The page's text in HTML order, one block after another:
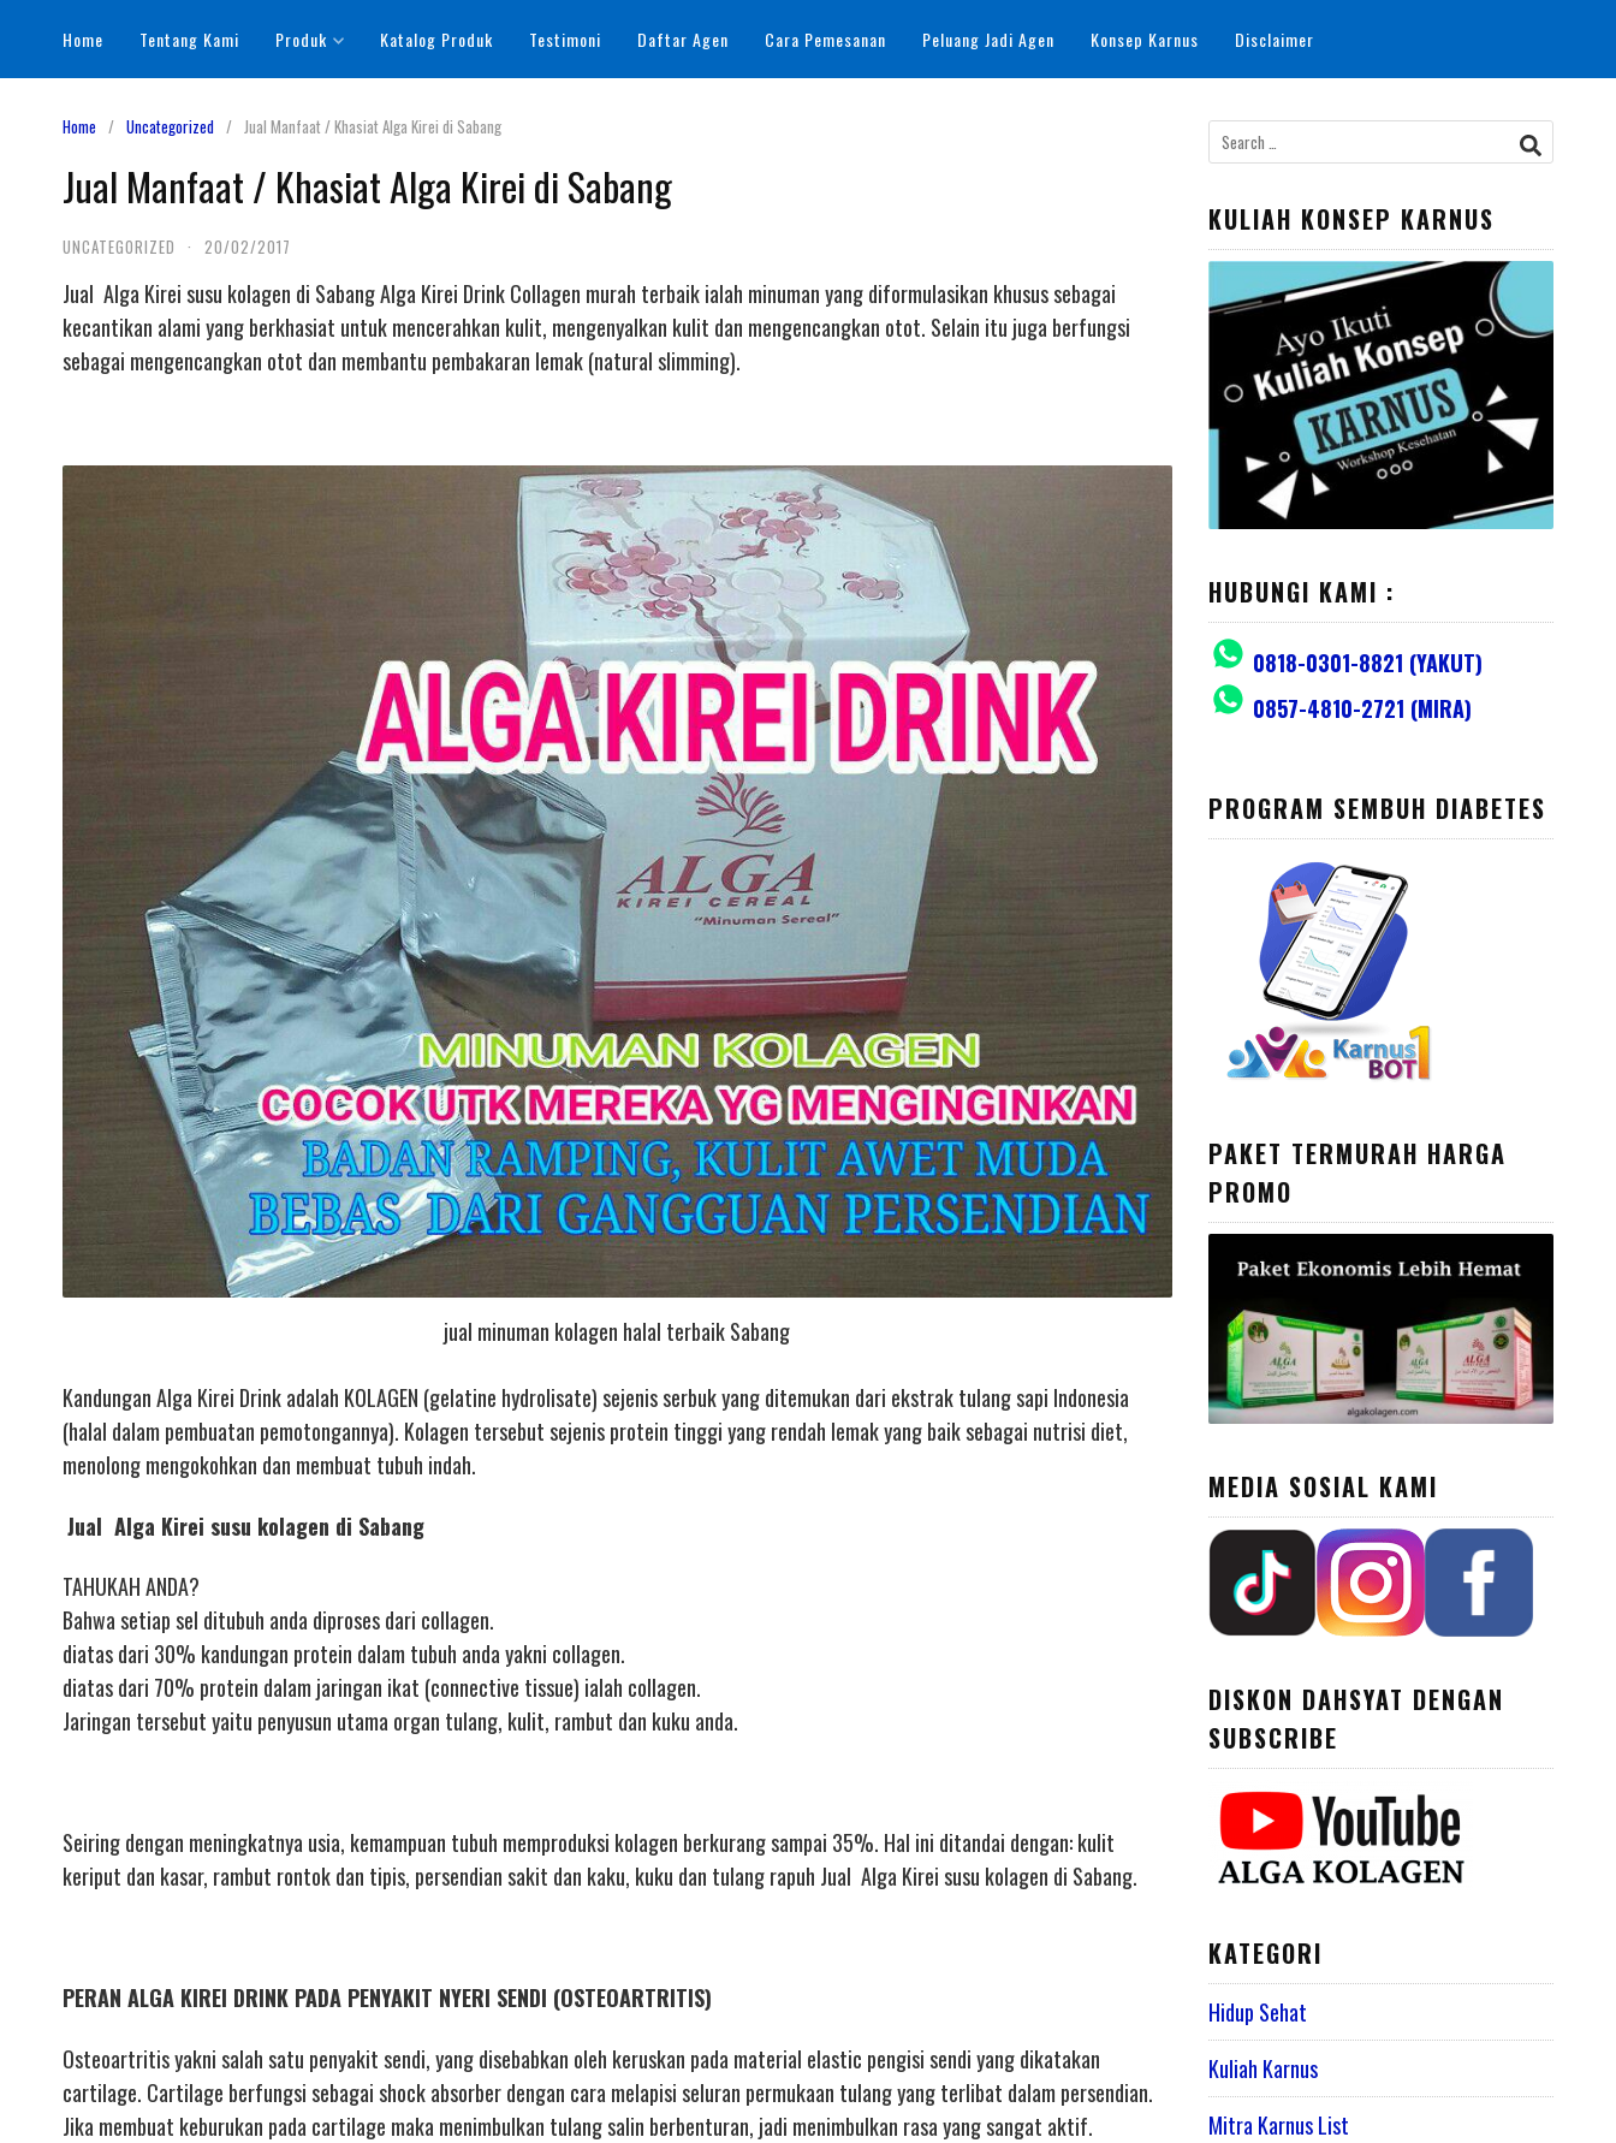
content
Home Tentang Kami Produk Katalog Produk Testimoni Daftar Agen Cara Pemesanan Peluang Jadi Agen Konsep Karnus Disclaimer
Home Uncategorized Jual Manfaat / Khasiat Alga Kirei di Sabang
Jual Manfaat / Khasiat Alga Kirei di Sabang
UNCATEGORIZED · 20/02/2017
Jual Alga Kirei susu kolagen di Sabang Alga Kirei Drink Collagen murah terbaik ialah minuman yang diformulasikan khusus sebagai
kecantikan alami yang berkhasiat untuk mencerahkan kulit, mengenyalkan kulit dan mengencangkan otot. Selain itu juga berfungsi
sebagai mengencangkan otot dan membantu pembakaran lemak (natural slimming).
jual minuman kolagen halal terbaik Sabang
Kandungan Alga Kirei Drink adalah KOLAGEN (gelatine hydrolisate) sejenis serbuk yang ditemukan dari ekstrak tulang sapi Indonesia
(halal dalam pembuatan pemotongannya). Kolagen tersebut sejenis protein tinggi yang rendah lemak yang baik sebagai nutrisi diet,
menolong mengokohkan dan membuat tubuh indah.
Jual Alga Kirei susu kolagen di Sabang
TAHUKAH ANDA?
Bahwa setiap sel ditubuh anda diproses dari collagen.
diatas dari 30% kandungan protein dalam tubuh anda yakni collagen.
diatas dari 70% protein dalam jaringan ikat (connective tissue) ialah collagen.
Jaringan tersebut yaitu penyusun utama organ tulang, kulit, rambut dan kuku anda.
Seiring dengan meningkatnya usia, kemampuan tubuh memproduksi kolagen berkurang sampai 35%. Hal ini ditandai dengan: kulit
keriput dan kasar, rambut rontok dan tipis, persendian sakit dan kaku, kuku dan tulang rapuh Jual Alga Kirei susu kolagen di Sabang.
PERAN ALGA KIREI DRINK PADA PENYAKIT NYERI SENDI (OSTEOARTRITIS)
Osteoartritis yakni salah satu penyakit sendi, yang disebabkan oleh keruskan pada material elastic pengisi sendi yang dikatakan
cartilage. Cartilage berfungsi sebagai shock absorber dengan cara melapisi seluran permukaan tulang yang terlibat dalam persendian.
Jika membuat keburukan pada cartilage maka menimbulkan tulang salin berbenturan, jadi menimbulkan rasa yang sangat aktif.
Search
for:
KULIAH KONSEP KARNUS
HUBUNGI KAMI :
0818-0301-8821 (YAKUT)
0857-4810-2721 (MIRA)
PROGRAM SEMBUH DIABETES
PAKET TERMURAH HARGA
PROMO
MEDIA SOSIAL KAMI
DISKON DAHSYAT DENGAN
SUBSCRIBE
KATEGORI
Hidup Sehat
Kuliah Karnus
Mitra Karnus List